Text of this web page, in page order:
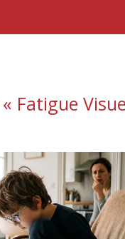
Fatigue